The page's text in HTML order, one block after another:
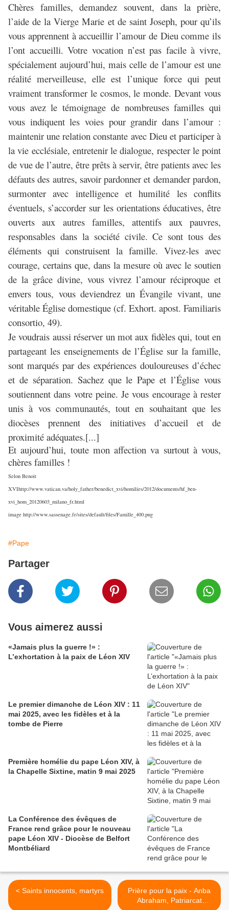
Chères familles, demandez souvent, dans la prière,
l’aide de la Vierge Marie et de saint Joseph, pour qu’ils
vous apprennent à accueillir l’amour de Dieu comme ils
l’ont accueilli. Votre vocation n’est pas facile à vivre,
spécialement aujourd’hui, mais celle de l’amour est une
réalité merveilleuse, elle est l’unique force qui peut
vraiment transformer le cosmos, le monde. Devant vous
vous avez le témoignage de nombreuses familles qui
vous indiquent les voies pour grandir dans l’amour :
maintenir une relation constante avec Dieu et participer à
la vie ecclésiale, entretenir le dialogue, respecter le point
de vue de l’autre, être prêts à servir, être patients avec les
défauts des autres, savoir pardonner et demander pardon,
surmonter avec intelligence et humilité les conflits
éventuels, s’accorder sur les orientations éducatives, être
ouverts aux autres familles, attentifs aux pauvres,
responsables dans la société civile. Ce sont tous des
éléments qui construisent la famille. Vivez-les avec
courage, certains que, dans la mesure où avec le soutien
de la grâce divine, vous vivrez l’amour réciproque et
envers tous, vous deviendrez un Évangile vivant, une
véritable Église domestique (cf. Exhort. apost. Familiaris
consortio, 49).
Je voudrais aussi réserver un mot aux fidèles qui, tout en
partageant les enseignements de l’Église sur la famille,
sont marqués par des expériences douloureuses d’échec
et de séparation. Sachez que le Pape et l’Église vous
soutiennent dans votre peine. Je vous encourage à rester
unis à vos communautés, tout en souhaitant que les
diocèses prennent des initiatives d’accueil et de
proximité adéquates.[...]
Et aujourd’hui, toute mon affection va surtout à vous,
chères familles !
Selon Benoit
XVIhttp://www.vatican.va/holy_father/benedict_xvi/homilies/2012/documents/hf_ben-
xvi_hom_20120603_milano_fr.html
image http://www.sassenage.fr/sites/default/files/Famille_400.png
#Pape
Partager
Vous aimerez aussi
«Jamais plus la guerre !» :
L’exhortation à la paix de Léon XIV
Le premier dimanche de Léon XIV : 11
mai 2025, avec les fidèles et à la
tombe de Pierre
Première homélie du pape Léon XIV, à
la Chapelle Sixtine, matin 9 mai 2025
La Conférence des évêques de
France rend grâce pour le nouveau
pape Léon XIV - Diocèse de Belfort
Montbéliard
< Saints innocents, martyrs
Prière pour la paix - Anba
Abraham, Patriarcat